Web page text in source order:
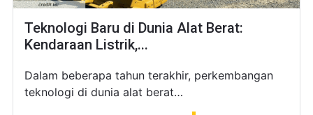
Teknologi Baru di Dunia Alat Berat:
Kendaraan Listrik,...
Dalam beberapa tahun terakhir, perkembangan
teknologi di dunia alat berat…